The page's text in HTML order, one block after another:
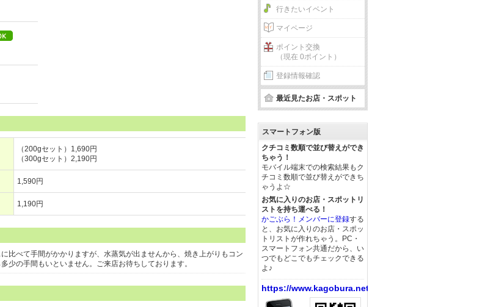
（200gセット）1,690円
（300gセット）2,190円
1,590円
1,190円
比べて手間がかかりますが、水蒸気が出ませんから、焼き上がりもコン
少の手間もいといません。ご来店お待ちしております。
行きたいイベント
マイページ
ポイント交換
（現在 0ポイント）
登録情報確認
最近見たお店・スポット
スマートフォン版
クチコミ数順で並び替えができ
ちゃう！
モバイル端末での検索結果もク
チコミ数順で並び替えができち
ゃうよ☆
お気に入りのお店・スポットリ
ストを持ち運べる！
かごぶら！メンバーに登録する
と、お気に入りのお店・スポッ
トリストが作れちゃう。PC・
スマートフォン共通だから、い
つでもどこでもチェックできる
よ♪
https://www.kagobura.net/